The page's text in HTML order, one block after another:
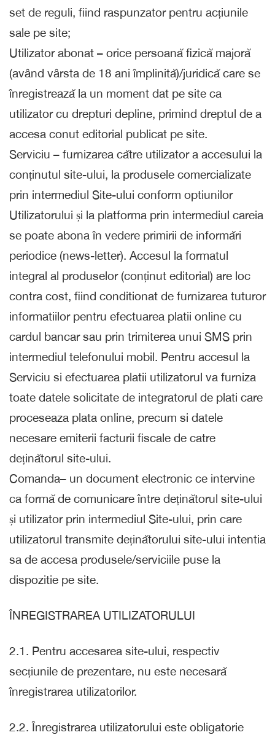
set de reguli, fiind raspunzator pentru acțiunile
sale pe site;
Utilizator abonat – orice persoană fizică majoră
(având vârsta de 18 ani împlinită)/juridică care se
înregistrează la un moment dat pe site ca
utilizator cu drepturi depline, primind dreptul de a
accesa conut editorial publicat pe site.
Serviciu – furnizarea către utilizator a accesului la
conținutul site-ului, la produsele comercializate
prin intermediul Site-ului conform optiunilor
Utilizatorului și la platforma prin intermediul careia
se poate abona în vedere primirii de informări
periodice (news-letter). Accesul la formatul
integral al produselor (conținut editorial) are loc
contra cost, fiind conditionat de furnizarea tuturor
informatiilor pentru efectuarea platii online cu
cardul bancar sau prin trimiterea unui SMS prin
intermediul telefonului mobil. Pentru accesul la
Serviciu si efectuarea platii utilizatorul va furniza
toate datele solicitate de integratorul de plati care
proceseaza plata online, precum si datele
necesare emiterii facturii fiscale de catre
deținătorul site-ului.
Comanda– un document electronic ce intervine
ca formă de comunicare între deținătorul site-ului
și utilizator prin intermediul Site-ului, prin care
utilizatorul transmite deținătorului site-ului intentia
sa de accesa produsele/serviciile puse la
dispozitie pe site.
ÎNREGISTRAREA UTILIZATORULUI
2.1. Pentru accesarea site-ului, respectiv
secțiunile de prezentare, nu este necesară
înregistrarea utilizatorilor.
2.2. Înregistrarea utilizatorului este obligatorie